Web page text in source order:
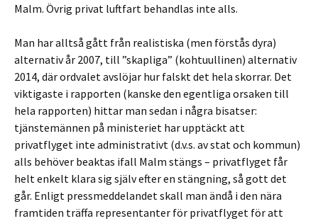
Malm. Övrig privat luftfart behandlas inte alls.
Man har alltså gått från realistiska (men förstås dyra)
alternativ år 2007, till ”skapliga” (kohtuullinen) alternativ
2014, där ordvalet avslöjar hur falskt det hela skorrar. Det
viktigaste i rapporten (kanske den egentliga orsaken till
hela rapporten) hittar man sedan i några bisatser:
tjänstemännen på ministeriet har upptäckt att
privatflyget inte administrativt (d.v.s. av stat och kommun)
alls behöver beaktas ifall Malm stängs – privatflyget får
helt enkelt klara sig själv efter en stängning, så gott det
går. Enligt pressmeddelandet skall man ändå i den nära
framtiden träffa representanter för privatflyget för att